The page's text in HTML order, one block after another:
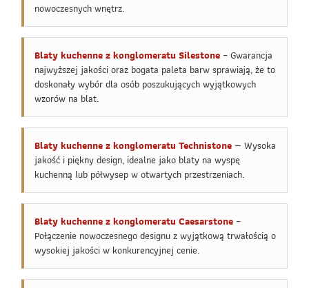
nowoczesnych wnętrz.
Blaty kuchenne z konglomeratu Silestone – Gwarancja
najwyższej jakości oraz bogata paleta barw sprawiają, że to
doskonały wybór dla osób poszukujących wyjątkowych
wzorów na blat.
Blaty kuchenne z konglomeratu Technistone — Wysoka
jakość i piękny design, idealne jako blaty na wyspę
kuchenną lub półwysep w otwartych przestrzeniach.
Blaty kuchenne z konglomeratu Caesarstone –
Połączenie nowoczesnego designu z wyjątkową trwałością o
wysokiej jakości w konkurencyjnej cenie.